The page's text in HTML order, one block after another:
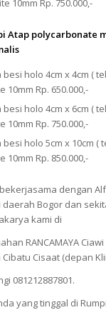
10mm Rp. 750.000,-
Atap polycarbonate
holo 4cm x 4cm (
Rp. 650.000,-
holo 4cm x 6cm (
Rp. 750.000,-
holo 5cm x 10cm (
Rp. 850.000,-
dengan
daerah Bogor dan
kami di
RANCAMAYA
Cibatu Cisaat (depan
081212887801.
yang tinggal di